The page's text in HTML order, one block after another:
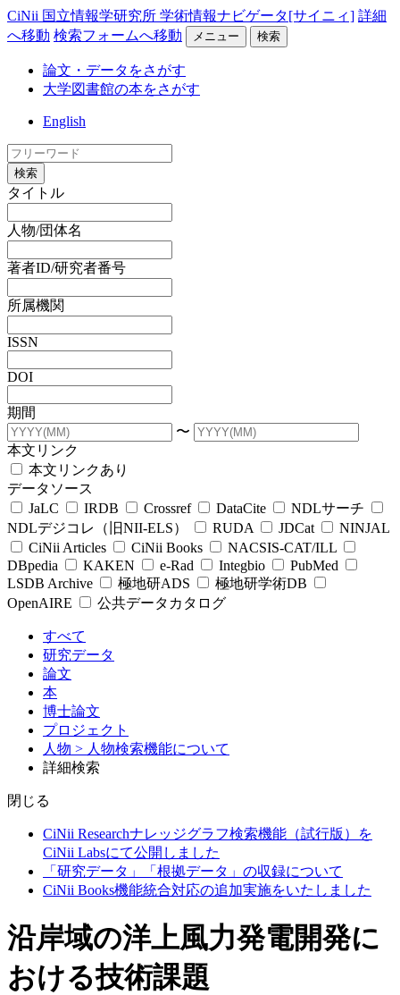
CiNii 国立情報学研究所 学術情報ナビゲータ[サイニィ] 詳細
へ移動 検索フォームへ移動 メニュー 検索
論文・データをさがす
大学図書館の本をさがす
English
検索
タイトル
人物/団体名
著者ID/研究者番号
所属機関
ISSN
DOI
期間
〜
本文リンク
本文リンクあり
データソース
JaLC
IRDB Crossref DataCite
NDLサーチ
NDLデジコレ（旧NII-ELS）
RUDA JDCat
NINJAL
CiNii Articles
CiNii Books
NACSIS-CAT/ILL
DBpedia
KAKEN e-Rad Integbio
PubMed
LSDB Archive
極地研ADS
極地研学術DB
OpenAIRE
公共データカタログ
すべて
研究データ
論文
本
博士論文
プロジェクト
人物 > 人物検索機能について
詳細検索
閉じる
CiNii Researchナレッジグラフ検索機能（試行版）を
CiNii Labsにて公開しました
「研究データ」「根拠データ」の収録について
CiNii Books機能統合対応の追加実施をいたしました
沿岸域の洋上風力発電開発に
おける技術課題